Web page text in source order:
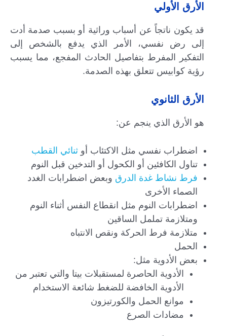
الأرق الأولي
قد يكون ناتجاً عن أسباب وراثية أو بسبب صدمة أدت
إلى رض نفسي، الأمر الذي يدفع بالشخص إلى
التفكير المفرط بتفاصيل الحادث المفجع، مما يسبب
رؤية كوابيس تتعلق بهذه الصدمة.
الأرق الثانوي
هو الأرق الذي ينجم عن:
اضطراب نفسي مثل الاكتئاب أو ثنائي القطب
تناول الكافئين أو الكحول أو التدخين قبل النوم
فرط نشاط غدة الدرق وبعض اضطرابات الغدد
الصماء الأخرى
اضطرابات النوم مثل انقطاع النفس أثناء النوم
ومتلازمة تململ الساقين
متلازمة فرط الحركة ونقص الانتباه
الحمل
بعض الأدوية مثل:
الأدوية الحاصرة لمستقبلات بيتا والتي تعتبر من
الأدوية الخافضة للضغط شائعة الاستخدام
موانع الحمل والكورتيزون
مضادات الصرع